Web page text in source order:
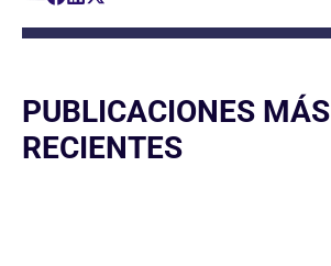
PUBLICACIONES MÁS
RECIENTES